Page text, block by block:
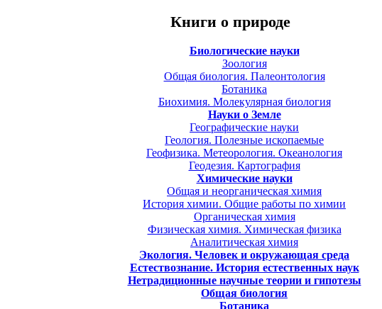
Книги о природе
Биологические науки
Зоология
Общая биология. Палеонтология
Ботаника
Биохимия. Молекулярная биология
Науки о Земле
Географические науки
Геология. Полезные ископаемые
Геофизика. Метеорология. Океанология
Геодезия. Картография
Химические науки
Общая и неорганическая химия
История химии. Общие работы по химии
Органическая химия
Физическая химия. Химическая физика
Аналитическая химия
Экология. Человек и окружающая среда
Естествознание. История естественных наук
Нетрадиционные научные теории и гипотезы
Общая биология
Ботаника